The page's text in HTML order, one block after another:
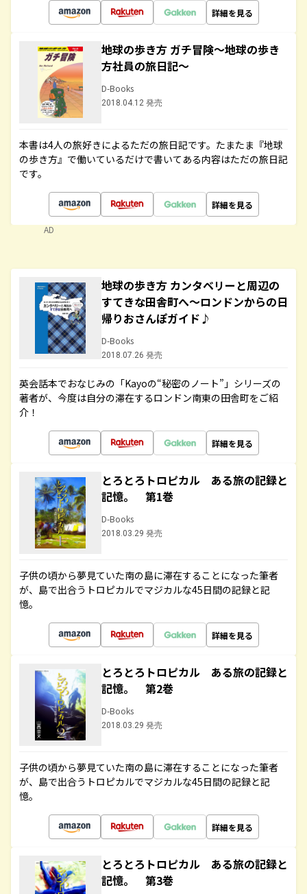
詳細を見る
地球の歩き方 ガチ冒険～地球の歩き
方社員の旅日記～
D-Books
2018.04.12 発売
本書は4人の旅好きによるただの旅日記です。たまたま『地球
の歩き方』で働いているだけで書いてある内容はただの旅日記
です。
詳細を見る
AD
地球の歩き方 カンタベリーと周辺の
すてきな田舎町へ～ロンドンからの日
帰りおさんぽガイド♪
D-Books
2018.07.26 発売
英会話本でおなじみの「Kayoの“秘密のノート”」シリーズの
著者が、今度は自分の滞在するロンドン南東の田舎町をご紹
介！
詳細を見る
とろとろトロピカル ある旅の記録と
記憶。 第1巻
D-Books
2018.03.29 発売
子供の頃から夢見ていた南の島に滞在することになった筆者
が、島で出合うトロピカルでマジカルな45日間の記録と記
憶。
詳細を見る
とろとろトロピカル ある旅の記録と
記憶。 第2巻
D-Books
2018.03.29 発売
子供の頃から夢見ていた南の島に滞在することになった筆者
が、島で出合うトロピカルでマジカルな45日間の記録と記
憶。
詳細を見る
とろとろトロピカル ある旅の記録と
記憶。 第3巻